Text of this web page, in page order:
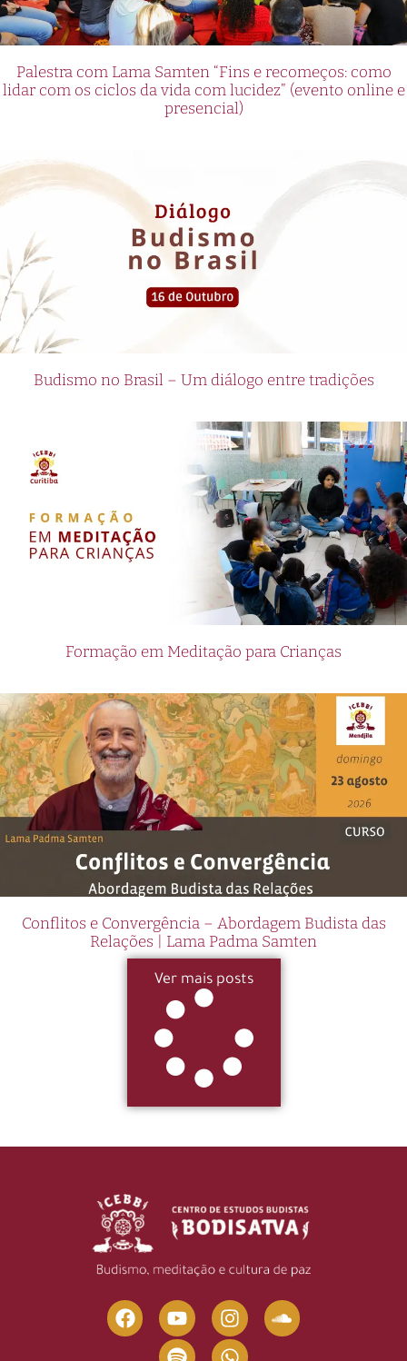
Palestra com Lama Samten “Fins e recomeços: como
lidar com os ciclos da vida com lucidez” (evento online e
presencial)
Budismo no Brasil – Um diálogo entre tradições
Formação em Meditação para Crianças
Conflitos e Convergência – Abordagem Budista das
Relações | Lama Padma Samten
Ver mais posts